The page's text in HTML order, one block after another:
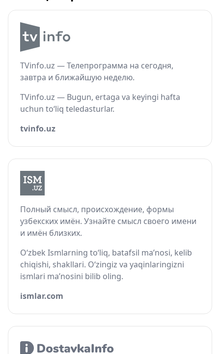
TVinfo.uz — Телепрограмма на сегодня,
завтра и ближайшую неделю.
TVinfo.uz — Bugun, ertaga va keyingi hafta
uchun to‘liq teledasturlar.
tvinfo.uz
Полный смысл, происхождение, формы
узбекских имён. Узнайте смысл своего имени
и имён близких.
O‘zbek Ismlarning to‘liq, batafsil ma’nosi, kelib
chiqishi, shakllari. O‘zingiz va yaqinlaringizni
ismlari ma’nosini bilib oling.
ismlar.com